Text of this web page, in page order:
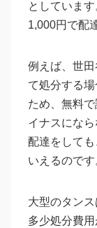
としていま
1,000円で配
例えば、世
て処分する
ため、無料
イナスにな
配達をして
いえるのです
大型のタン
多少処分費